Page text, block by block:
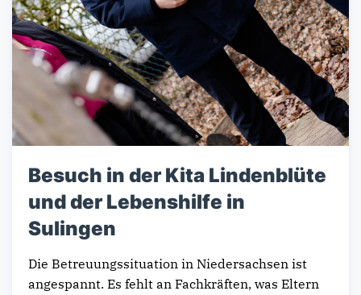
Besuch in der Kita Lindenblüte
und der Lebenshilfe in
Sulingen
Die Betreuungssituation in Niedersachsen ist
angespannt. Es fehlt an Fachkräften, was Eltern